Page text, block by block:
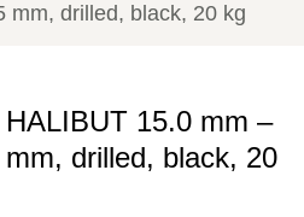
mm, drilled, black, 20 kg
15.0 mm –
drilled, black, 20